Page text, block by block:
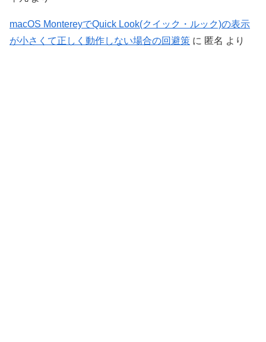
macOS MontereyでQuick Look(クイック・ルック)の表示
が小さくて正しく動作しない場合の回避策 に 匿名 より